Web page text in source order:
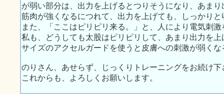
が弱い部分は、出力を上げるとつりそうになり、あま
筋肉が強くなるにつれて、出力を上げても、しっかり
また、「ここはピリピリ来る。」と、人により電気刺
私も、どうしても太股はピリピリして、あまり出力を
サイズのアクセルガードを使うと皮膚への刺激が弱く
のりさん、あせらず、じっくりトレーニングをお続け下
これからも、よろしくお願いします。